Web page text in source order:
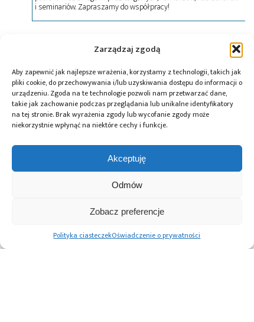
Zarządzaj zgodą
Aby zapewnić jak najlepsze wrażenia, korzystamy z technologii, takich jak
pliki cookie, do przechowywania i/lub uzyskiwania dostępu do informacji o
urządzeniu. Zgoda na te technologie pozwoli nam przetwarzać dane,
takie jak zachowanie podczas przeglądania lub unikalne identyfikatory
na tej stronie. Brak wyrażenia zgody lub wycofanie zgody może
niekorzystnie wpłynąć na niektóre cechy i funkcje.
Akceptuję
Odmów
Zobacz preferencje
Polityka ciasteczekOświadczenie o prywatności
i seminariów. Zapraszamy do współpracy!
montaż elekroniki
Scanfil, system kaucyjny TOMRA
Przeczytaj również:
Elettronica
Scanfil –
produkcja
elektroniki
w kooperacji
z seryjną
strategiczną
współpracę
w zakresie testów
produkcyjnych